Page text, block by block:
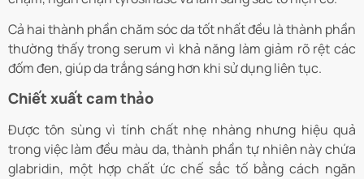
Cả hai thành phần chăm sóc da tốt nhất đều là thành phần
thường thấy trong serum vì khả năng làm giảm rõ rệt các
đốm đen, giúp da trắng sáng hơn khi sử dụng liên tục.
Chiết xuất cam thảo
Được tôn sùng vì tính chất nhẹ nhàng nhưng hiệu quả
trong việc làm đều màu da, thành phần tự nhiên này chứa
glabridin, một hợp chất ức chế sắc tố bằng cách ngăn